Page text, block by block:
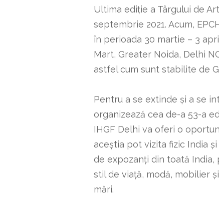
Ultima ediție a Târgului de
septembrie 2021. Acum,
în perioada 30 martie – 3
Mart, Greater Noida, Delhi
astfel cum sunt stabilite de
Pentru a se extinde și a se
organizează cea de-a 53-a
IHGF Delhi va oferi o
aceștia pot vizita fizic India
de expozanți din toată
stil de viață, modă, mobilier
mări.